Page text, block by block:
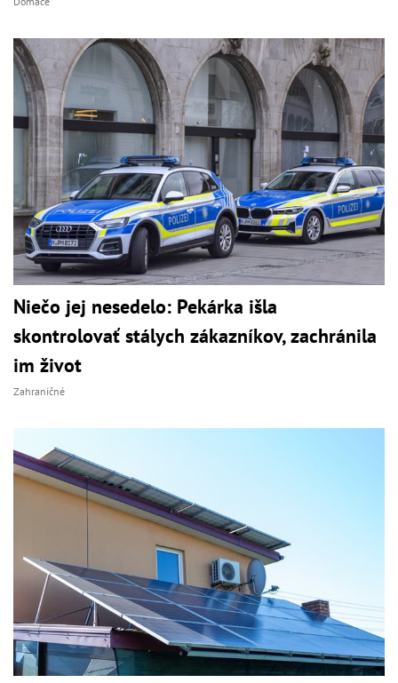
Niečo jej nesedelo: Pekárka išla
skontrolovať stálych zákazníkov, zachránila
im život
Zahraničné